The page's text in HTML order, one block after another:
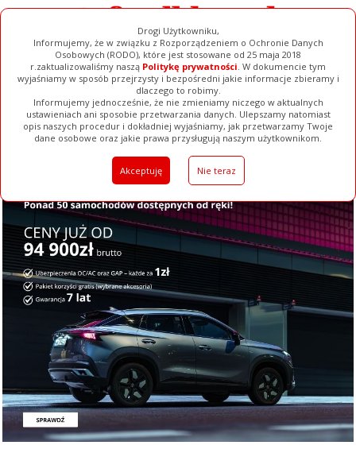
Drogi Użytkowniku,
Informujemy, że w związku z Rozporządzeniem o Ochronie Danych
Osobowych (RODO), które jest stosowane od 25 maja 2018
r.zaktualizowaliśmy naszą Politykę prywatności. W dokumencie tym
wyjaśniamy w sposób przejrzysty i bezpośredni jakie informacje zbieramy i
dlaczego to robimy.
Informujemy jednocześnie, że nie zmieniamy niczego w aktualnych
ustawieniach ani sposobie przetwarzania danych. Ulepszamy natomiast
opis naszych procedur i dokładniej wyjaśniamy, jak przetwarzamy Twoje
dane osobowe oraz jakie prawa przysługują naszym użytkownikom.
Akceptuję Nie teraz
Ogłoszenia Filmy Galerie Baza Firm Pełna Wersja